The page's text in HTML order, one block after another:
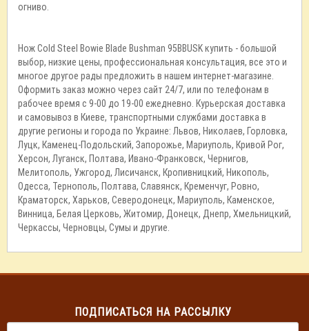
огниво.
Нож Cold Steel Bowie Blade Bushman 95BBUSK купить - большой
выбор, низкие цены, профессиональная консультация, все это и
многое другое рады предложить в нашем интернет-магазине.
Оформить заказ можно через сайт 24/7, или по телефонам в
рабочее время с 9-00 до 19-00 ежедневно. Курьерская доставка
и самовывоз в Киеве, транспортными службами доставка в
другие регионы и города по Украине: Львов, Николаев, Горловка,
Луцк, Каменец-Подольский, Запорожье, Мариуполь, Кривой Рог,
Херсон, Луганск, Полтава, Ивано-Франковск, Чернигов,
Мелитополь, Ужгород, Лисичанск, Кропивницкий, Никополь,
Одесса, Тернополь, Полтава, Славянск, Кременчуг, Ровно,
Краматорск, Харьков, Северодонецк, Мариуполь, Каменское,
Винница, Белая Церковь, Житомир, Донецк, Днепр, Хмельницкий,
Черкассы, Черновцы, Сумы и другие.
ПОДПИСАТЬСЯ НА РАССЫЛКУ